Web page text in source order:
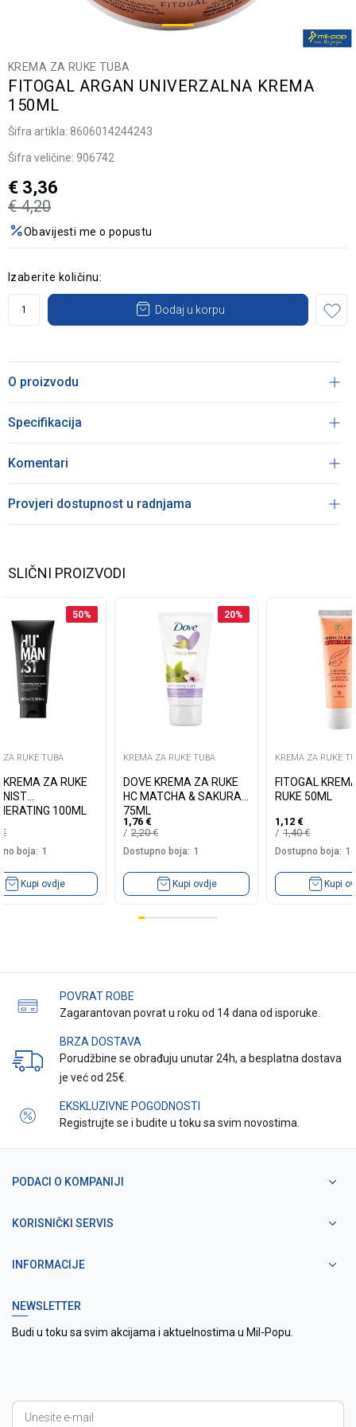
KREMA ZA RUKE TUBA
FITOGAL ARGAN UNIVERZALNA KREMA
150ML
Šifra artikla: 8606014244243
Šifra veličine: 906742
€ 4,20
€ 3,36
Obavijesti me o popustu
Izaberite količinu:
Dodaj u korpu
O proizvodu
Specifikacija
Komentari
Provjeri dostupnost u radnjama
SLIČNI PROIZVODI
50%
ZA RUKE TUBA
KREMA ZA RUKE
100ML
€
boja: 1
Kupi ovdje
20%
KREMA ZA RUKE TUBA
DOVE KREMA ZA RUKE
HC MATCHA & SAKURA
75ML
1,76 €
2,20€
Dostupno boja: 1
Kupi ovdje
KREMA ZA RUKE
FITOGAL
RUKE 50ML
1,12 €
1,40€
Dostupno boja: 1
Kupi
POVRAT ROBE
Zagarantovan povrat u roku od 14 dana od isporuke.
BRZA DOSTAVA
Porudžbine se obrađuju unutar 24h, a besplatna dostava
je već od 25€.
EKSKLUZIVNE POGODNOSTI
Registrujte se i budite u toku sa svim novostima.
PODACI O KOMPANIJI
KORISNIČKI SERVIS
INFORMACIJE
NEWSLETTER
Budi u toku sa svim akcijama i aktuelnostima u Mil-Popu.